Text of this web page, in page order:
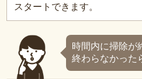
スタートできます。
時間内に掃除が
終わらなかった